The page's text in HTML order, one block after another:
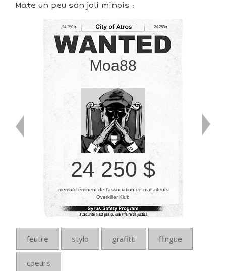
Mate un peu son joli minois :
24 250
Moa88
24 250
24 250 $
membre éminent de l’association de malfaiteurs
Overkiller Klub
feutre stylo grafitti flingue
coeurs